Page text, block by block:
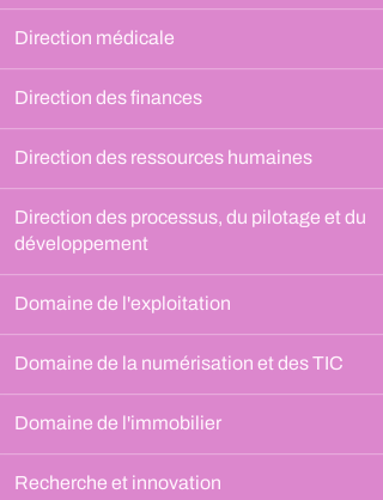
Direction médicale
Direction des finances
Direction des ressources humaines
Direction des processus, du pilotage et du
développement
Domaine de l'exploitation
Domaine de la numérisation et des TIC
Domaine de l'immobilier
Recherche et innovation